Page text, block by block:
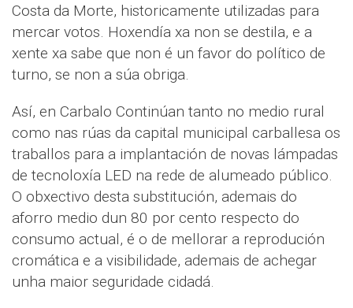
Costa da Morte, historicamente utilizadas para
mercar votos. Hoxendía xa non se destila, e a
xente xa sabe que non é un favor do político de
turno, se non a súa obriga.
Así, en Carbalo Continúan tanto no medio rural
como nas rúas da capital municipal carballesa os
traballos para a implantación de novas lámpadas
de tecnoloxía LED na rede de alumeado público.
O obxectivo desta substitución, ademais do
aforro medio dun 80 por cento respecto do
consumo actual, é o de mellorar a reprodución
cromática e a visibilidade, ademais de achegar
unha maior seguridade cidadá.